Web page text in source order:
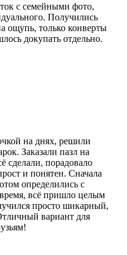
с семейными фото,
Получились
ощупь, только конверты
докупать отдельно.
на днях, решили
Заказали пазл на
сделали, порадовало
и понятен. Сначала
определились с
всё пришло целым
просто шикарный,
вариант для